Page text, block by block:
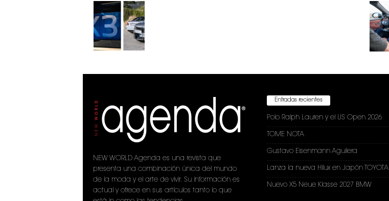
NEW WORLD Agenda es una revista que
presenta una combinación única del mundo
de la moda y el arte de vivir. Su información es
actual y ofrece en sus artículos tanto lo que
Entradas recientes
Polo Ralph Lauren y el US Open 2026
TOME NOTA
Gustavo Eisenmann Aguilera
Lanza la nueva Hilux en Japón TOYOTA
Nuevo X5 Neue Klasse 2027 BMW